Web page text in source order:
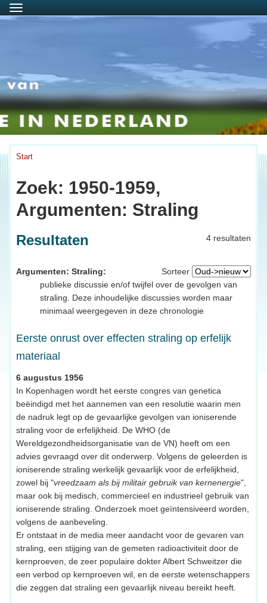
Menu
Start
Zoek: 1950-1959,
Argumenten: Straling
4 resultaten
Resultaten
Sorteer
Argumenten: Straling:
publieke discussie en/of twijfel over de gevolgen van
straling. Deze inhoudelijke discussies worden maar
minimaal weergegeven in deze chronologie
Eerste onrust over effecten straling op erfelijk
materiaal
6 augustus 1956
In Kopenhagen wordt het eerste congres van genetica
beëindigd met het aannemen van een resolutie waarin men
de nadruk legt op de gevaarlijke gevolgen van ioniserende
straling voor de erfelijkheid. De WHO (de
Wereldgezondheidsorganisatie van de VN) heeft om een
advies gevraagd over dit onderwerp. Volgens de geleerden is
ioniserende straling werkelijk gevaarlijk voor de erfelijkheid,
zowel bij "vreedzaam als bij militair gebruik van kernenergie",
maar ook bij medisch, commercieel en industrieel gebruik van
ioniserende straling. Onderzoek moet geïntensiveerd worden,
volgens de aanbeveling.
Er ontstaat in de media meer aandacht voor de gevaren van
straling, een stijging van de gemeten radioactiviteit door de
kernproeven, de zeer populaire dokter Albert Schweitzer die
een verbod op kernproeven wil, en de eerste wetenschappers
die zeggen dat straling een gevaarlijk niveau bereikt heeft.